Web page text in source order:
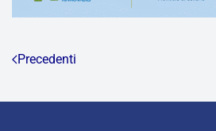
Precedenti